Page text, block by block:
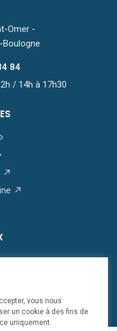
Omer -
84
/ 14h à 17h30
vous nous
un cookie à des fins de
uniquement.